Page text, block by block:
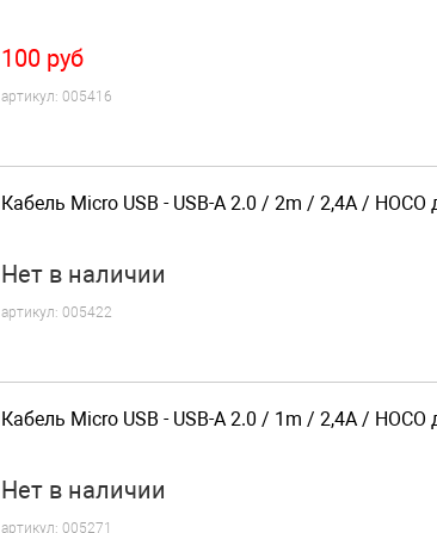
100 руб
артикул: 005416
Кабель Micro USB - USB-A 2.0 / 2m / 2,4A / HOCO
Нет в наличии
артикул: 005422
Кабель Micro USB - USB-A 2.0 / 1m / 2,4A / HOCO
Нет в наличии
артикул: 005271